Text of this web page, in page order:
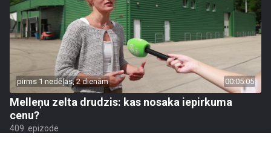
pirms 1 nedēļas, 2 dienām 00:05:05
Melleņu zelta drudzis: kas nosaka iepirkuma
cenu?
409. epizode